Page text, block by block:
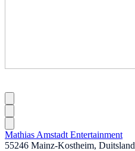
Mathias Amstadt Entertainment
55246 Mainz-Kostheim, Duitsland